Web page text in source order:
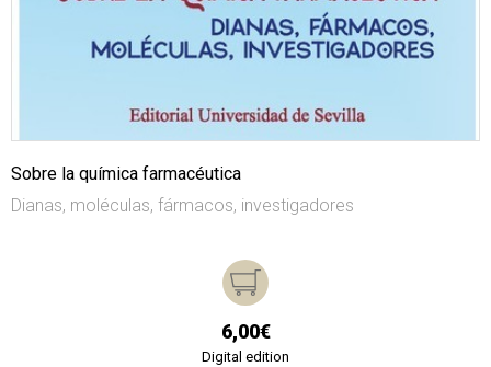
Sobre la química farmacéutica
Dianas, moléculas, fármacos, investigadores
6,00€
Digital edition